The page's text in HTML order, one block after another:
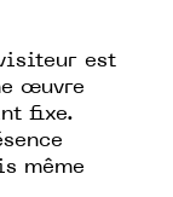
est
œuvre
fixe.
même